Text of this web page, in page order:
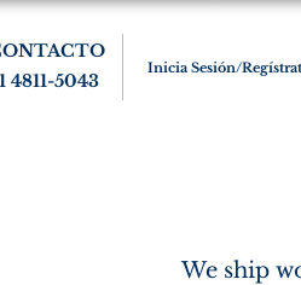
4811-5043
Inicia Sesión/
We ship